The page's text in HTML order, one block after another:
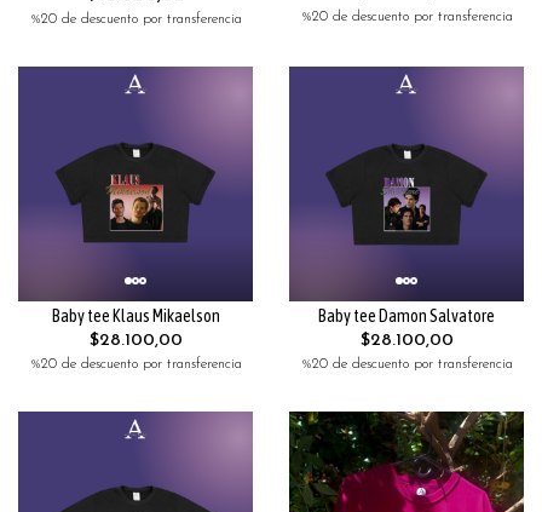
%20 de descuento por transferencia %20 de descuento por transferencia
Baby tee Klaus Mikaelson
$28.100,00
%20 de descuento por transferencia
Baby tee Damon Salvatore
$28.100,00
%20 de descuento por transferencia